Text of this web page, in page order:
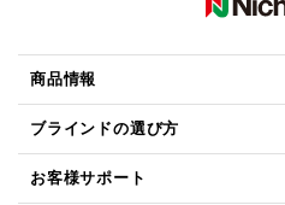
商品情報
ブラインドの選び方
お客様サポート